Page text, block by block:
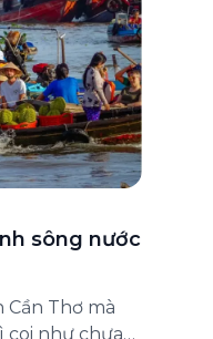
trước khi
sông nước
Thơ mà
coi như chưa